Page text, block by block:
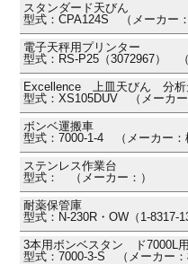
スタンダード天びん
型式：CPA124S （メーカー：
電子天秤用プリンター
型式：RS-P25（3072967）
Excellence 上皿天びん 分析
型式：XS105DUV （メーカー
ボンベ運搬車
型式：7000-1-4 （メーカー：
ステンレス作業台
型式： （メーカー：）
耐薬保管庫
型式：N-230R・OW（1-8317-
3本用ボンベスタン ド7000L用
型式：7000-3-S （メーカー：